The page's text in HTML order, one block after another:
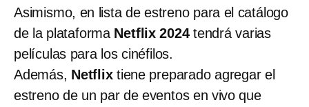
Asimismo, en lista de estreno para el catálogo
de la plataforma Netflix 2024tendrá varias
películas para los cinéfilos.
Además, Netflix tiene preparado agregar el
estreno de un par de eventos en vivo que